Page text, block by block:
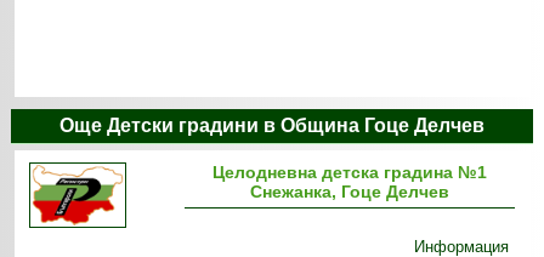
Още Детски градини в Община Гоце Делчев
Целодневна детска градина №1
Снежанка, Гоце Делчев
Информация